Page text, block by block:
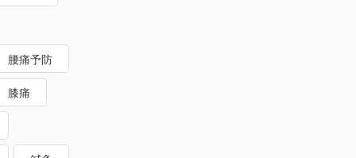
腰痛予防
膝痛